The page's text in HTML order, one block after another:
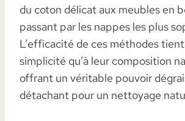
du coton délicat aux meubles en
passant par les nappes les plus
L’efficacité de ces méthodes
simplicité qu’à leur composition
offrant un véritable pouvoir
détachant pour un nettoyage